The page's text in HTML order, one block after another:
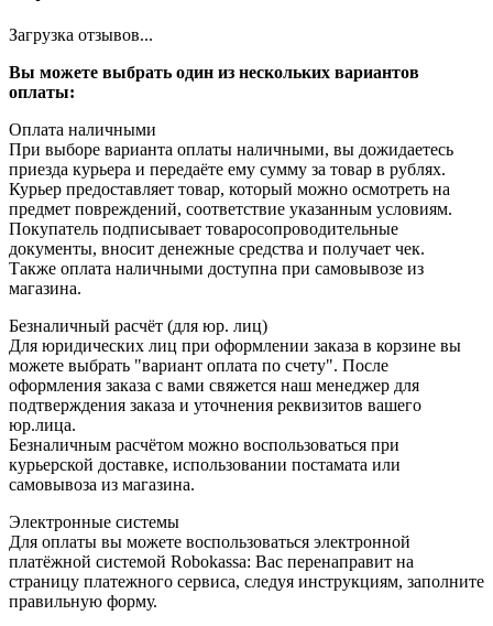
Загрузка отзывов...
Вы можете выбрать один из нескольких вариантов
оплаты:
Оплата наличными
При выборе варианта оплаты наличными, вы дожидаетесь
приезда курьера и передаёте ему сумму за товар в рублях.
Курьер предоставляет товар, который можно осмотреть на
предмет повреждений, соответствие указанным условиям.
Покупатель подписывает товаросопроводительные
документы, вносит денежные средства и получает чек.
Также оплата наличными доступна при самовывозе из
магазина.
Безналичный расчёт (для юр. лиц)
Для юридических лиц при оформлении заказа в корзине вы
можете выбрать "вариант оплата по счету". После
оформления заказа с вами свяжется наш менеджер для
подтверждения заказа и уточнения реквизитов вашего
юр.лица.
Безналичным расчётом можно воспользоваться при
курьерской доставке, использовании постамата или
самовывоза из магазина.
Электронные системы
Для оплаты вы можете воспользоваться электронной
платёжной системой Robokassa: Вас перенаправит на
страницу платежного сервиса, следуя инструкциям, заполните
правильную форму.